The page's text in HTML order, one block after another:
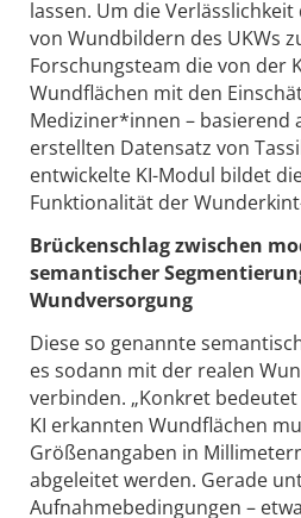
lassen. Um die
von Wundbildern des UKWs
Forschungsteam die von der
Wundflächen mit den
Mediziner*innen – basierend
erstellten Datensatz von
entwickelte KI-Modul bildet
Funktionalität der
Brückenschlag zwischen
semantischer
Wundversorgung
Diese so genannte
es sodann mit der realen
verbinden. „Konkret
KI erkannten Wundflächen
Größenangaben in
abgeleitet werden. Gerade
Aufnahmebedingungen –